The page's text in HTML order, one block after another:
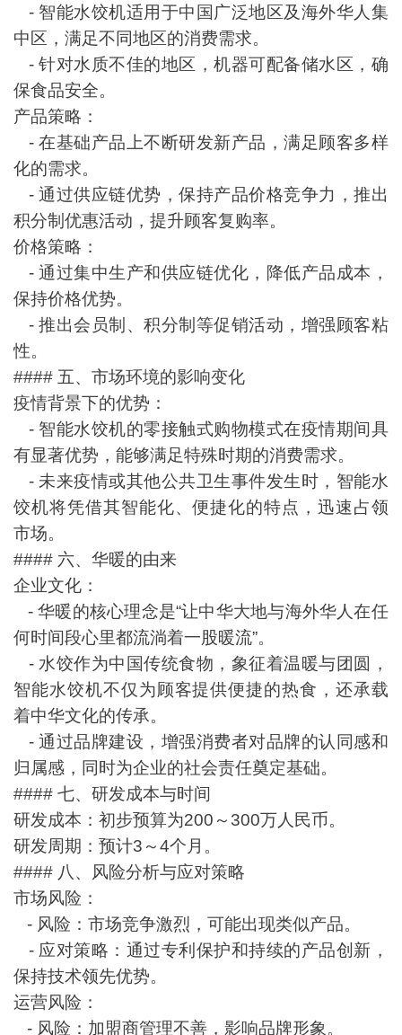
- 智能水饺机适用于中国广泛地区及海外华人集
中区，满足不同地区的消费需求。
- 针对水质不佳的地区，机器可配备储水区，确
保食品安全。
产品策略：
- 在基础产品上不断研发新产品，满足顾客多样
化的需求。
- 通过供应链优势，保持产品价格竞争力，推出
积分制优惠活动，提升顾客复购率。
价格策略：
- 通过集中生产和供应链优化，降低产品成本，
保持价格优势。
- 推出会员制、积分制等促销活动，增强顾客粘
性。
#### 五、市场环境的影响变化
疫情背景下的优势：
- 智能水饺机的零接触式购物模式在疫情期间具
有显著优势，能够满足特殊时期的消费需求。
- 未来疫情或其他公共卫生事件发生时，智能水
饺机将凭借其智能化、便捷化的特点，迅速占领
市场。
#### 六、华暖的由来
企业文化：
- 华暖的核心理念是“让中华大地与海外华人在任
何时间段心里都流淌着一股暖流”。
- 水饺作为中国传统食物，象征着温暖与团圆，
智能水饺机不仅为顾客提供便捷的热食，还承载
着中华文化的传承。
- 通过品牌建设，增强消费者对品牌的认同感和
归属感，同时为企业的社会责任奠定基础。
#### 七、研发成本与时间
研发成本：初步预算为200～300万人民币。
研发周期：预计3～4个月。
#### 八、风险分析与应对策略
市场风险：
- 风险：市场竞争激烈，可能出现类似产品。
- 应对策略：通过专利保护和持续的产品创新，
保持技术领先优势。
运营风险：
- 风险：加盟商管理不善，影响品牌形象。